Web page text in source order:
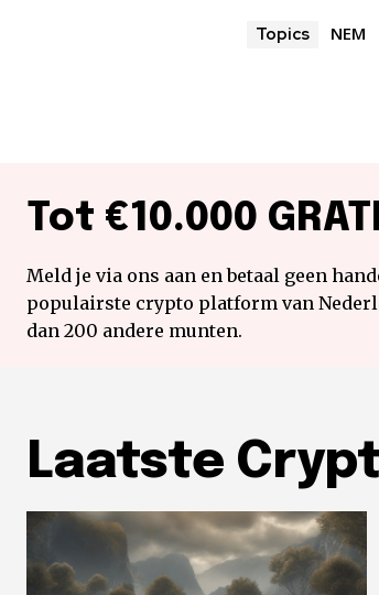
Topics NEM
Tot €10.000
Meld je via ons aan en betaal geen
populairste crypto platform van
dan 200 andere munten.
Laatste